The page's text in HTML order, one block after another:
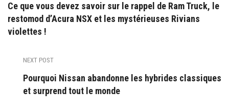
Ce que vous devez savoir sur le rappel de Ram Truck, le
restomod d’Acura NSX et les mystérieuses Rivians
violettes !
NEXT POST
Pourquoi Nissan abandonne les hybrides classiques
et surprend tout le monde